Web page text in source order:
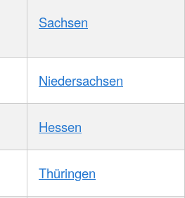
Sachsen
Niedersachsen
Hessen
Thüringen